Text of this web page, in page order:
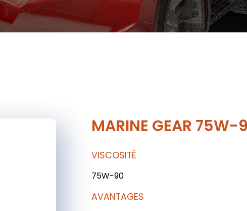
MARINE GEAR 75W-
VISCOSITÉ
75W-90
AVANTAGES